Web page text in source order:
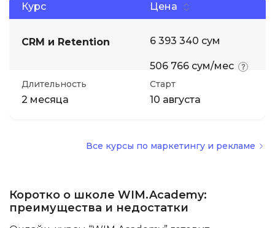
Курс Цена
CRM и Retention 6 393 340 сум
506 766 сум/мес
Длительность
2 месяца
Старт
10 августа
Все курсы по маркетингу и рекламе
Коротко о школе WIM.Academy:
преимущества и недостатки
Иностранные языки
ДПО
Акции и промокоды